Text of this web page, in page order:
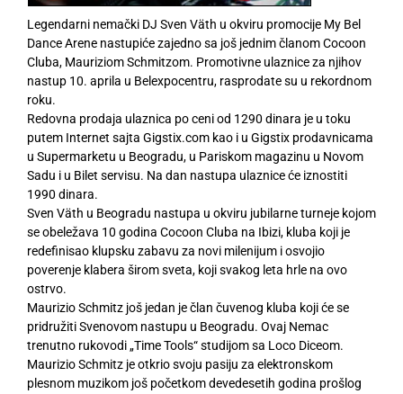
Legendarni nemački DJ Sven Väth u okviru promocije My Bel
Dance Arene nastupiće zajedno sa još jednim članom Cocoon
Cluba, Mauriziom Schmitzom. Promotivne ulaznice za njihov
nastup 10. aprila u Belexpocentru, rasprodate su u rekordnom
roku.
Redovna prodaja ulaznica po ceni od 1290 dinara je u toku
putem Internet sajta Gigstix.com kao i u Gigstix prodavnicama
u Supermarketu u Beogradu, u Pariskom magazinu u Novom
Sadu i u Bilet servisu. Na dan nastupa ulaznice će iznostiti
1990 dinara.
Sven Väth u Beogradu nastupa u okviru jubilarne turneje kojom
se obeležava 10 godina Cocoon Cluba na Ibizi, kluba koji je
redefinisao klupsku zabavu za novi milenijum i osvojio
poverenje klabera širom sveta, koji svakog leta hrle na ovo
ostrvo.
Maurizio Schmitz još jedan je član čuvenog kluba koji će se
pridružiti Svenovom nastupu u Beogradu. Ovaj Nemac
trenutno rukovodi „Time Tools“ studijom sa Loco Diceom.
Maurizio Schmitz je otkrio svoju pasiju za elektronskom
plesnom muzikom još početkom devedesetih godina prošlog